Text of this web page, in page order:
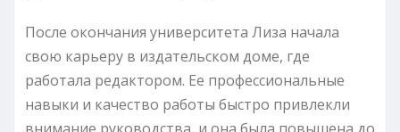
После окончания университета Лиза начала
свою карьеру в издательском доме, где
работала редактором. Ее профессиональные
навыки и качество работы быстро привлекли